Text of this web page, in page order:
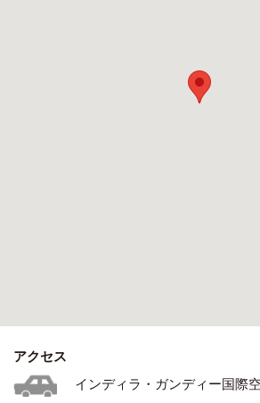
アクセス
インディラ・ガンディー国